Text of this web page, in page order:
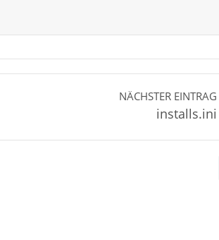
NÄCHSTER EINTRAG
installs.ini